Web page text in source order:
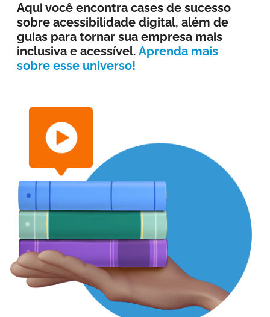
Aqui você encontra cases de sucesso
sobre acessibilidade digital, além de
guias para tornar sua empresa mais
inclusiva e acessível. Aprenda mais
sobre esse universo!